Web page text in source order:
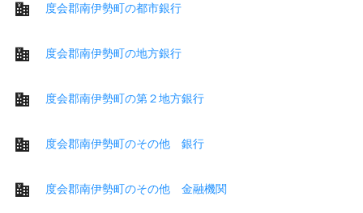
度会郡南伊勢町の都市銀行
度会郡南伊勢町の地方銀行
度会郡南伊勢町の第２地方銀行
度会郡南伊勢町のその他 銀行
度会郡南伊勢町のその他 金融機関